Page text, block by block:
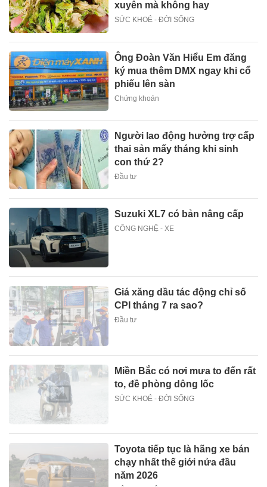
xuyên mà không hay
SỨC KHOẺ - ĐỜI SỐNG
Ông Đoàn Văn Hiểu Em đăng
ký mua thêm DMX ngay khi cổ
phiếu lên sàn
Chứng khoán
Người lao động hưởng trợ cấp
thai sản mấy tháng khi sinh
con thứ 2?
Đầu tư
Suzuki XL7 có bản nâng cấp
CÔNG NGHỆ - XE
Giá xăng dầu tác động chỉ số
CPI tháng 7 ra sao?
Đầu tư
Miền Bắc có nơi mưa to đến rất
to, đề phòng dông lốc
SỨC KHOẺ - ĐỜI SỐNG
Toyota tiếp tục là hãng xe bán
chạy nhất thế giới nửa đầu
năm 2026